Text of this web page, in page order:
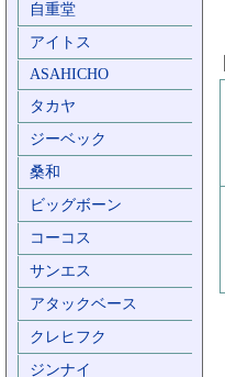
自重堂
アイトス
ASAHICHO
タカヤ
ジーベック
桑和
ビッグボーン
コーコス
サンエス
アタックベース
クレヒフク
ジンナイ